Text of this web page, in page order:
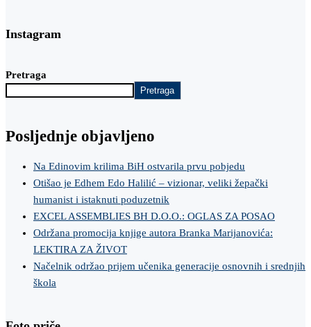
Instagram
Pretraga
Pretraga
Posljednje objavljeno
Na Edinovim krilima BiH ostvarila prvu pobjedu
Otišao je Edhem Edo Halilić – vizionar, veliki žepački
humanist i istaknuti poduzetnik
EXCEL ASSEMBLIES BH D.O.O.: OGLAS ZA POSAO
Održana promocija knjige autora Branka Marijanovića:
LEKTIRA ZA ŽIVOT
Načelnik održao prijem učenika generacije osnovnih i srednjih
škola